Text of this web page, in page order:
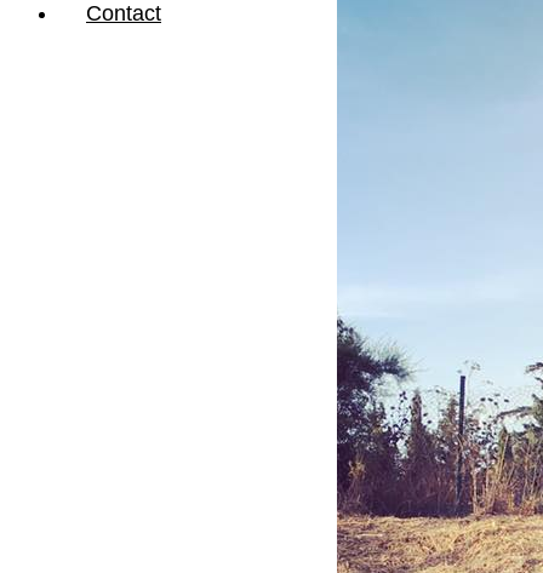
Contact